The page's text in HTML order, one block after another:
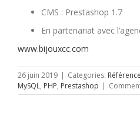
CMS : Prestashop 1.7
En partenariat avec
www.bijouxcc.com
26 juin 2019 | Categories:
MySQL, PHP, Prestashop |